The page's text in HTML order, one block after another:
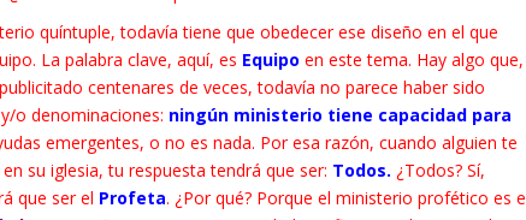
quíntuple, todavía tiene que obedecer ese diseño en el que
La palabra clave, aquí, es Equipo en este tema. Hay algo que,
centenares de veces, todavía no parece haber sido
o denominaciones: ningún ministerio tiene capacidad para
emergentes, o no es nada. Por esa razón, cuando alguien te
su iglesia, tu respuesta tendrá que ser: Todos. ¿Todos? Sí,
que ser el Profeta. ¿Por qué? Porque el ministerio profético es